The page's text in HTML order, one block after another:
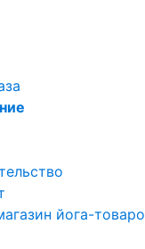
йога-